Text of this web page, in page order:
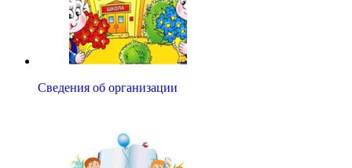
Сведения об организации